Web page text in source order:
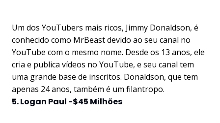
Um dos YouTubers mais ricos, Jimmy Donaldson, é
conhecido como MrBeast devido ao seu canal no
YouTube com o mesmo nome. Desde os 13 anos, ele
cria e publica vídeos no YouTube, e seu canal tem
uma grande base de inscritos. Donaldson, que tem
apenas 24 anos, também é um filantropo.
5. Logan Paul -$45 Milhões